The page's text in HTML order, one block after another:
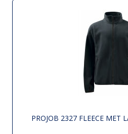
PROJOB 2327 FLEECE MET